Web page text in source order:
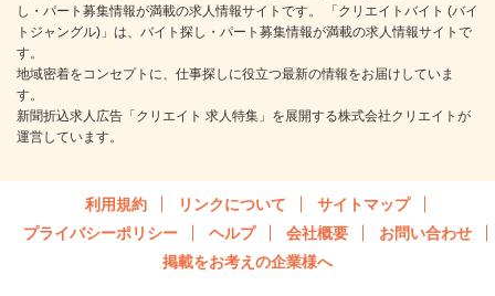
し・パート募集情報が満載の求人情報サイトです。 「クリエイトバイト (バイ
トジャングル)」は、バイト探し・パート募集情報が満載の求人情報サイトで
す。
地域密着をコンセプトに、仕事探しに役立つ最新の情報をお届けしていま
す。
新聞折込求人広告「クリエイト 求人特集」を展開する株式会社クリエイトが
運営しています。
利用規約 リンクについて
サイトマップ
プライバシーポリシー
ヘルプ 会社概要
お問い合わせ
掲載をお考えの企業様へ